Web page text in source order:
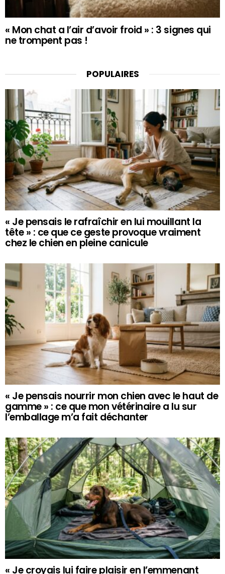
« Mon chat a l’air d’avoir froid » : 3 signes qui
ne trompent pas !
POPULAIRES
« Je pensais le rafraîchir en lui mouillant la
tête » : ce que ce geste provoque vraiment
chez le chien en pleine canicule
« Je pensais nourrir mon chien avec le haut de
gamme » : ce que mon vétérinaire a lu sur
l’emballage m’a fait déchanter
« Je croyais lui faire plaisir en l’emmenant